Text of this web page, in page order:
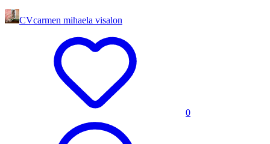
CVcarmen mihaela visalon
0